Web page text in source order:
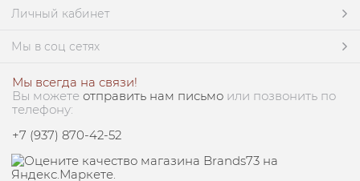
Личный кабинет
Мы в соц сетях
Мы всегда на связи!
Вы можете отправить нам письмо или позвонить по
телефону:
+7 (937) 870-42-52